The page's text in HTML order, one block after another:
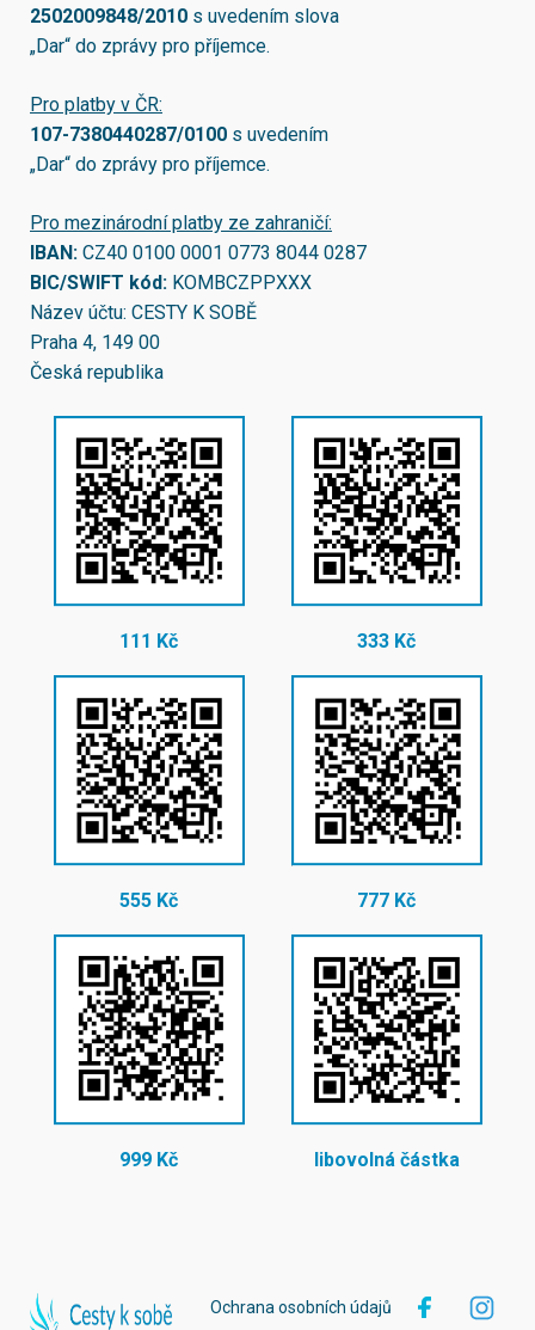
2502009848/2010 s uvedením slova
„Dar“ do zprávy pro příjemce.
Pro platby v ČR:
107-7380440287/0100 s uvedením
„Dar“ do zprávy pro příjemce.
Pro mezinárodní platby ze zahraničí:
IBAN: CZ40 0100 0001 0773 8044 0287
BIC/SWIFT kód: KOMBCZPPXXX
Název účtu: CESTY K SOBĚ
Praha 4, 149 00
Česká republika
111 Kč 333 Kč
555 Kč 777 Kč
999 Kč libovolná částka
Ochrana osobních údajů